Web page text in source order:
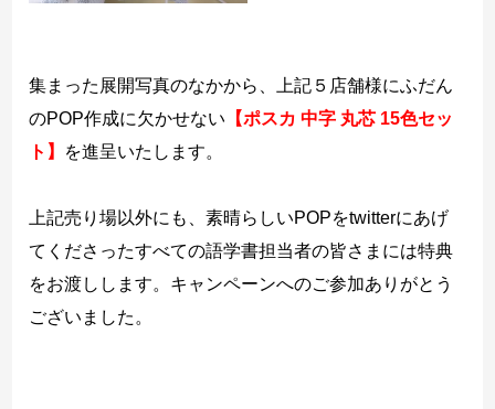
集まった展開写真のなかから、上記５店舗様にふだん
のPOP作成に欠かせない 【ポスカ 中字 丸芯 15色セッ
ト】
を進呈いたします。
上記売り場以外にも、素晴らしいPOPをtwitterにあげ
てくださったすべての語学書担当者の皆さまには特典
をお渡しします。キャンペーンへのご参加ありがとう
ございました。